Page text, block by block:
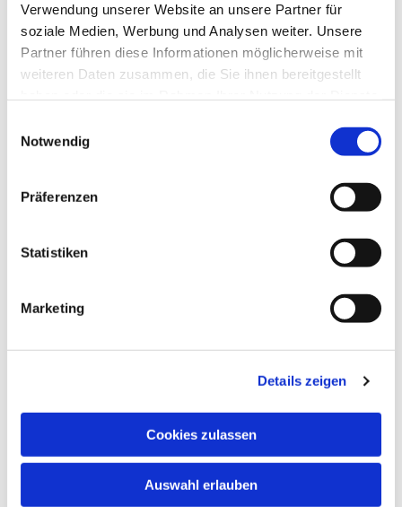
Verwendung unserer Website an unsere Partner für
soziale Medien, Werbung und Analysen weiter. Unsere
Partner führen diese Informationen möglicherweise mit
weiteren Daten zusammen, die Sie ihnen bereitgestellt
Notwendig
Präferenzen
Statistiken
Marketing
Details zeigen
Cookies zulassen
Auswahl erlauben
Dies könnte Sie auch interessieren